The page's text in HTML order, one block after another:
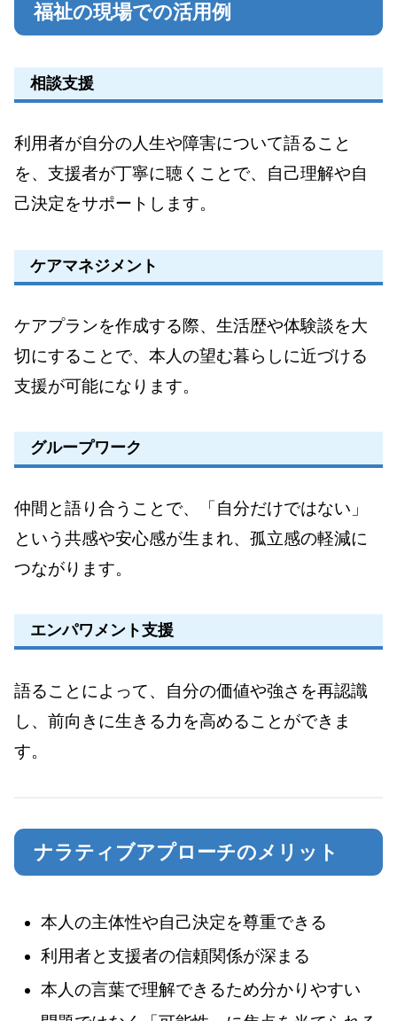
福祉の現場での活用例
相談支援
利用者が自分の人生や障害について語ること
を、支援者が丁寧に聴くことで、自己理解や自
己決定をサポートします。
ケアマネジメント
ケアプランを作成する際、生活歴や体験談を大
切にすることで、本人の望む暮らしに近づける
支援が可能になります。
グループワーク
仲間と語り合うことで、「自分だけではない」
という共感や安心感が生まれ、孤立感の軽減に
つながります。
エンパワメント支援
語ることによって、自分の価値や強さを再認識
し、前向きに生きる力を高めることができま
す。
ナラティブアプローチのメリット
本人の主体性や自己決定を尊重できる
利用者と支援者の信頼関係が深まる
本人の言葉で理解できるため分かりやすい